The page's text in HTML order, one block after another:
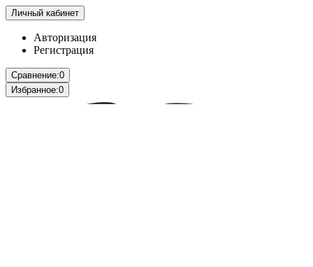
Личный кабинет
Авторизация
Регистрация
Сравнение:0
Избранное:0